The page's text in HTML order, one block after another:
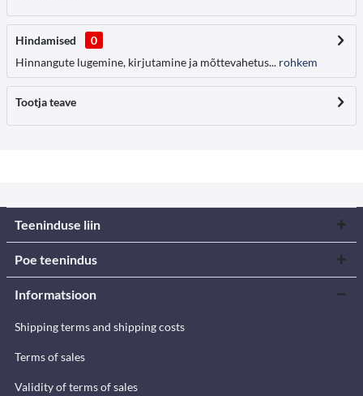
Hindamised
0
Hinnangute lugemine, kirjutamine ja mõttevahetus... rohkem
Tootja teave
Teeninduse liin
Poe teenindus
Informatsioon
Shipping terms and shipping costs
Terms of sales
Validity of terms of sales